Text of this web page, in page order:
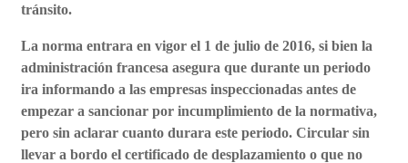
tránsito.
La norma entrara en vigor el 1 de julio de 2016, si bien la
administración francesa asegura que durante un periodo
ira informando a las empresas inspeccionadas antes de
empezar a sancionar por incumplimiento de la normativa,
pero sin aclarar cuanto durara este periodo. Circular sin
llevar a bordo el certificado de desplazamiento o que no